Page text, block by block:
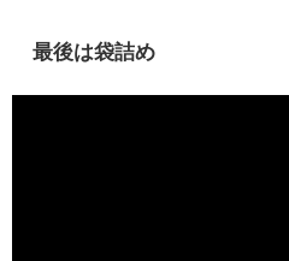
最後は袋詰め